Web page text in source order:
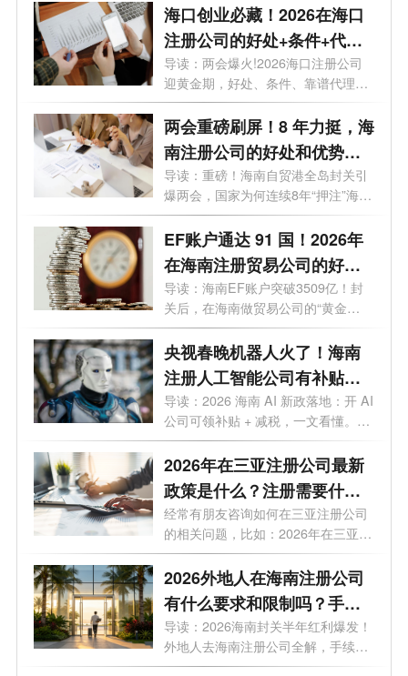
海口创业必藏！2026在海口
注册公司的好处+条件+代
理，全在这
导读：两会爆火!2026海口注册公司
迎黄金期，好处、条件、靠谱代理全
攻略，...
两会重磅刷屏！8 年力挺，海
南注册公司的好处和优势全
解析
导读：重磅！海南自贸港全岛封关引
爆两会，国家为何连续8年“押注”海
南...
EF账户通达 91 国！2026年
在海南注册贸易公司的好
处，你需要知道
导读：海南EF账户突破3509亿！封
关后，在海南做贸易公司的“黄金
值”终于藏...
央视春晚机器人火了！海南
注册人工智能公司有补贴
吗？官方明确了
导读：2026 海南 AI 新政落地：开 AI
公司可领补贴 + 减税，一文看懂。当
春晚...
2026年在三亚注册公司最新
政策是什么？注册需要什么
材料和手续？
经常有朋友咨询如何在三亚注册公司
的相关问题，比如：2026年在三亚注
册公...
2026外地人在海南注册公司
有什么要求和限制吗？手
续、门槛、买房上学利弊等9
大问题一次性说透
导读：2026海南封关半年红利爆发！
外地人去海南注册公司全解，手续、
门槛...